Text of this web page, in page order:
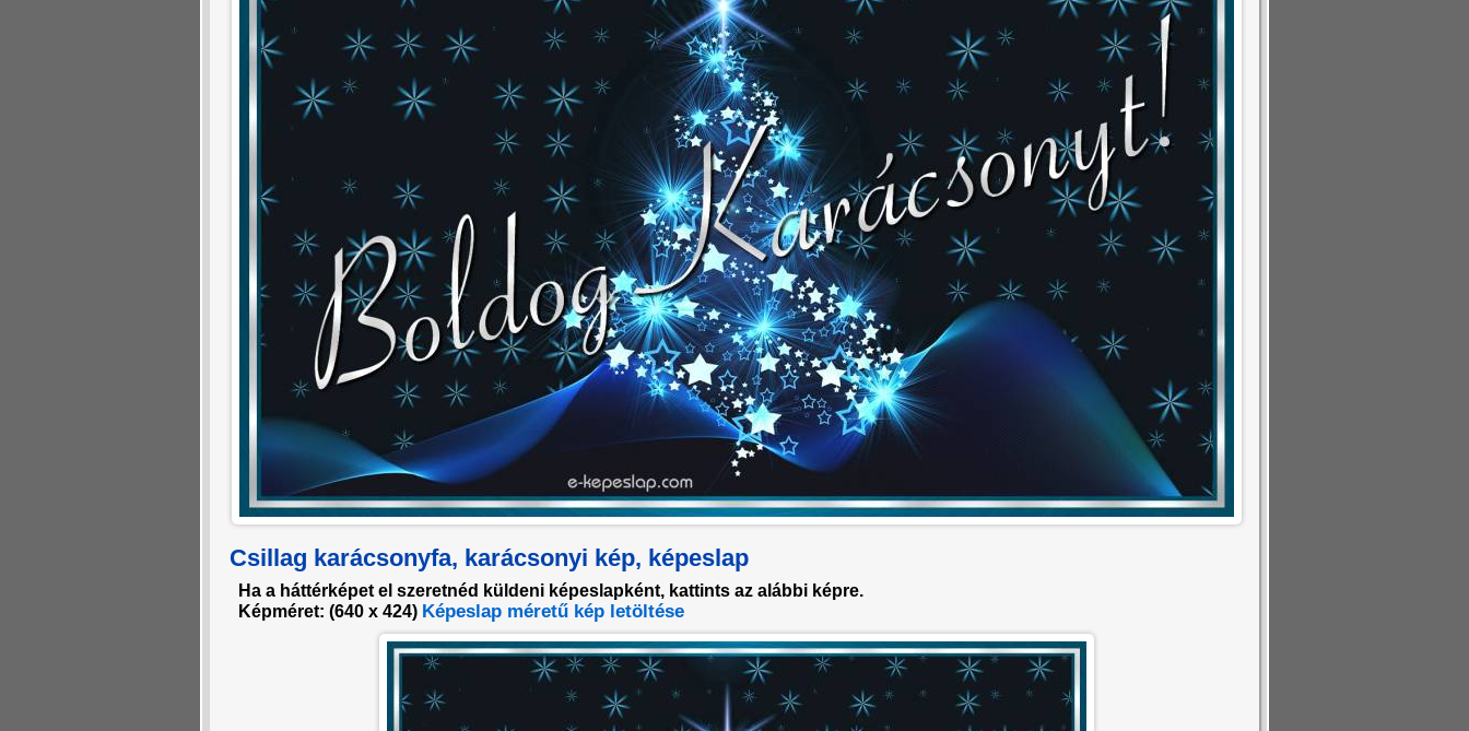
Csillag karácsonyfa, karácsonyi kép, képeslap
Ha a háttérképet el szeretnéd küldeni képeslapként, kattints az alábbi képre.
Képméret: (640 x 424) Képeslap méretű kép letöltése